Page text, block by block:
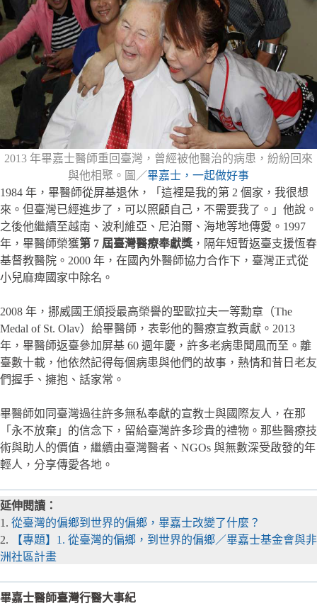
2013 年畢嘉士醫師重回臺灣，曾經被他醫治的病患，紛紛回來
與他相聚。圖／畢嘉士，一起做好事
1984 年，畢醫師從屏基退休，「這裡是我的第 2 個家，我很想
來。但臺灣已經進步了，可以照顧自己，不需要我了。」他說。
之後他繼續至越南、波利維亞、尼泊爾、海地等地傳愛。1997
年，畢醫師榮獲第 7 屆臺灣醫療奉獻獎 ，隔年短暫返臺支援恆春
基督教醫院。2000 年，在國內外醫師協力合作下，臺灣正式從
小兒麻痺國家中除名。
2008 年，挪威國王頒授最高榮譽的聖歐拉夫一等勳章（The
Medal of St. Olav）給畢醫師，表彰他的醫療宣教貢獻。2013
年，畢醫師返臺參加屏基 60 週年慶，許多老病患聞風而至。離
臺數十載，他依然記得每個病患與他們的故事，熱情和昔日老友
們握手、擁抱、話家常。
畢醫師如同臺灣過往許多無私奉獻的宣教士與國際友人，在那
「永不放棄」的信念下，留給臺灣許多珍貴的禮物。那些醫療技
術與助人的價值，繼續由臺灣醫者、NGOs 與無數深受啟發的年
輕人，分享傳愛各地。
延伸閱讀：
1. 從臺灣的偏鄉到世界的偏鄉，畢嘉士改變了什麼？
2.
【專題】1. 從臺灣的偏鄉，到世界的偏鄉／畢嘉士基金會與非
洲社區計畫
畢嘉士醫師臺灣行醫大事紀